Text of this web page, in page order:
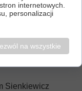
Sienkiewicz
internetowych.
personalizacji
na wszystkie